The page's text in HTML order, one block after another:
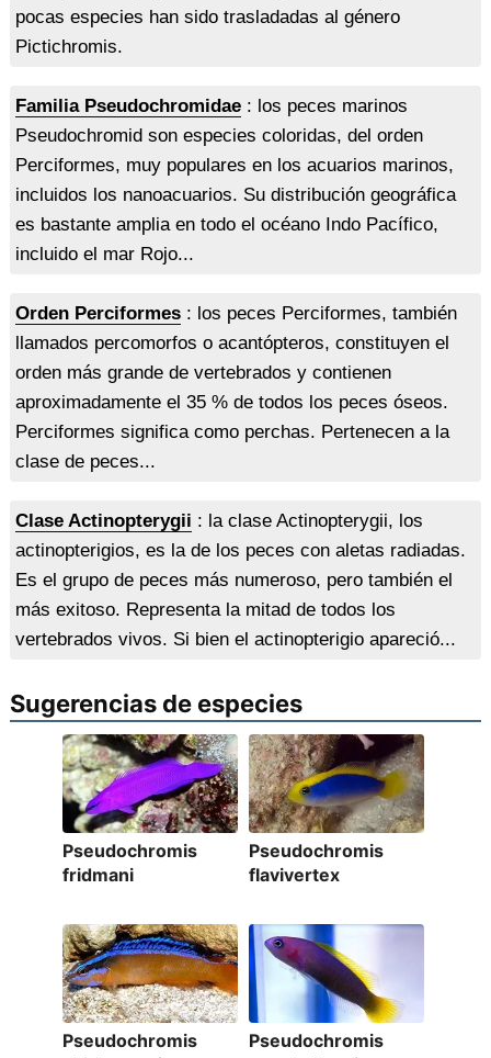
pocas especies han sido trasladadas al género
Pictichromis.
Familia Pseudochromidae: los peces marinos
Pseudochromid son especies coloridas, del orden
Perciformes, muy populares en los acuarios marinos,
incluidos los nanoacuarios. Su distribución geográfica
es bastante amplia en todo el océano Indo Pacífico,
incluido el mar Rojo...
Orden Perciformes: los peces Perciformes, también
llamados percomorfos o acantópteros, constituyen el
orden más grande de vertebrados y contienen
aproximadamente el 35 % de todos los peces óseos.
Perciformes significa como perchas. Pertenecen a la
clase de peces...
Clase Actinopterygii : la clase Actinopterygii, los
actinopterigios, es la de los peces con aletas radiadas.
Es el grupo de peces más numeroso, pero también el
más exitoso. Representa la mitad de todos los
vertebrados vivos. Si bien el actinopterigio apareció...
Sugerencias de especies
Pseudochromis
fridmani
Pseudochromis
flavivertex
Pseudochromis
Pseudochromis